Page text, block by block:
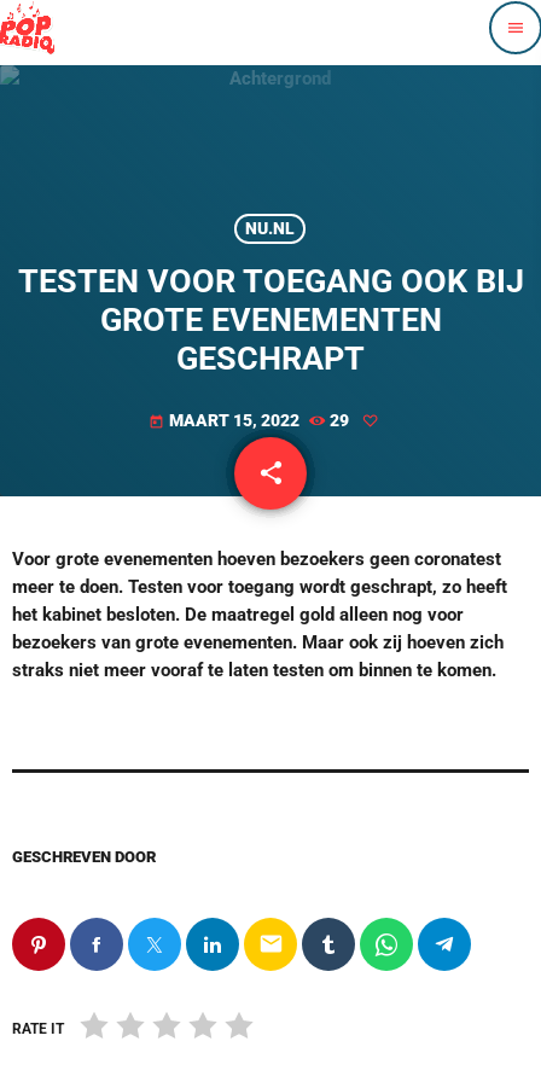
menu
NU.NL
TESTEN VOOR TOEGANG OOK BIJ
GROTE EVENEMENTEN
GESCHRAPT
today MAART 15, 2022 29
share
email
Voor grote evenementen hoeven bezoekers geen coronatest
meer te doen. Testen voor toegang wordt geschrapt, zo heeft
het kabinet besloten. De maatregel gold alleen nog voor
bezoekers van grote evenementen. Maar ook zij hoeven zich
straks niet meer vooraf te laten testen om binnen te komen.
GESCHREVEN DOOR
email
RATE IT